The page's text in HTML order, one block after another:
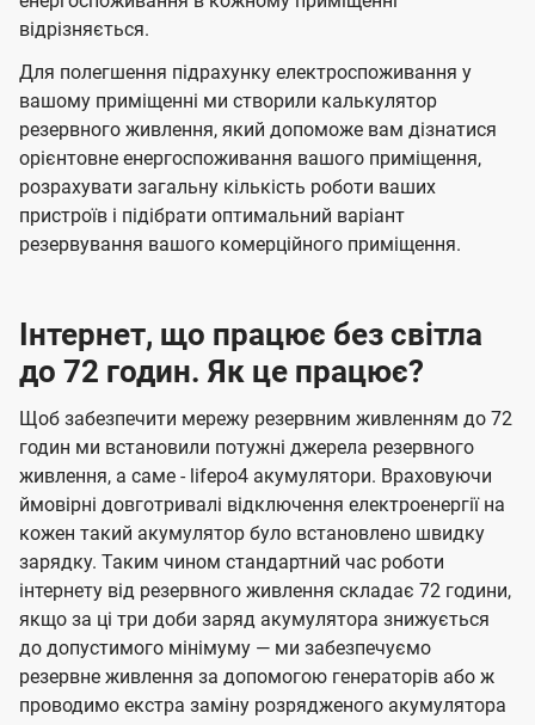
відрізняється.
Для полегшення підрахунку електроспоживання у
вашому приміщенні ми створили калькулятор
резервного живлення, який допоможе вам дізнатися
орієнтовне енергоспоживання вашого приміщення,
розрахувати загальну кількість роботи ваших
пристроїв і підібрати оптимальний варіант
резервування вашого комерційного приміщення.
Інтернет, що працює без світла
до 72 годин. Як це працює?
Щоб забезпечити мережу резервним живленням до 72
годин ми встановили потужні джерела резервного
живлення, а саме - lifepo4 акумулятори. Враховуючи
ймовірні довготривалі відключення електроенергії на
кожен такий акумулятор було встановлено швидку
зарядку. Таким чином стандартний час роботи
інтернету від резервного живлення складає 72 години,
якщо за ці три доби заряд акумулятора знижується
до допустимого мінімуму — ми забезпечуємо
резервне живлення за допомогою генераторів або ж
проводимо екстра заміну розрядженого акумулятора